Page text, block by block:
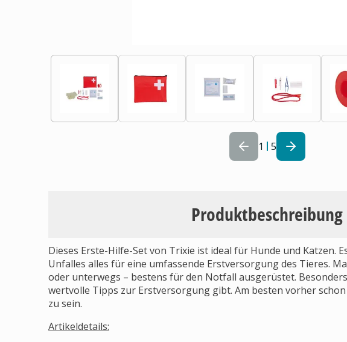
1 5
Produktbeschreibung
Dieses Erste-Hilfe-Set von Trixie ist ideal für Hunde und Katzen.
Unfalles alles für eine umfassende Erstversorgung des Tieres.
oder unterwegs – bestens für den Notfall ausgerüstet.
wertvolle Tipps zur Erstversorgung gibt. Am besten vorher
zu sein.
Artikeldetails: